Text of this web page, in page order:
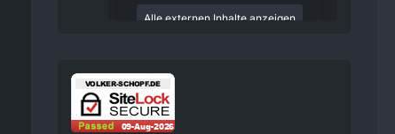
Alle externen Inhalte anzeigen
damit einverstanden, dass
personenbezogene Daten an
Drittplattformen übermittelt
werden. Mehr Informationen